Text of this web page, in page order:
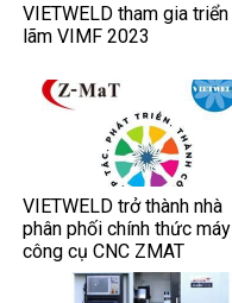
VIETWELD tham gia triển
lãm VIMF 2023
VIETWELD trở thành nhà
phân phối chính thức máy
công cụ CNC ZMAT